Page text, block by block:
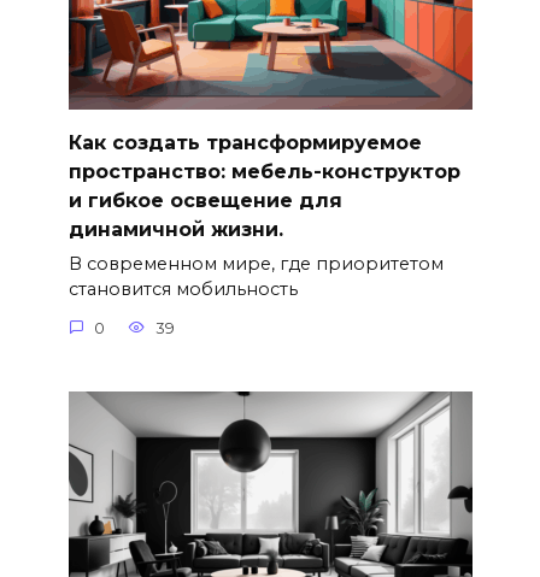
Как создать трансформируемое
пространство: мебель-конструктор
и гибкое освещение для
динамичной жизни.
В современном мире, где приоритетом
становится мобильность
0 39